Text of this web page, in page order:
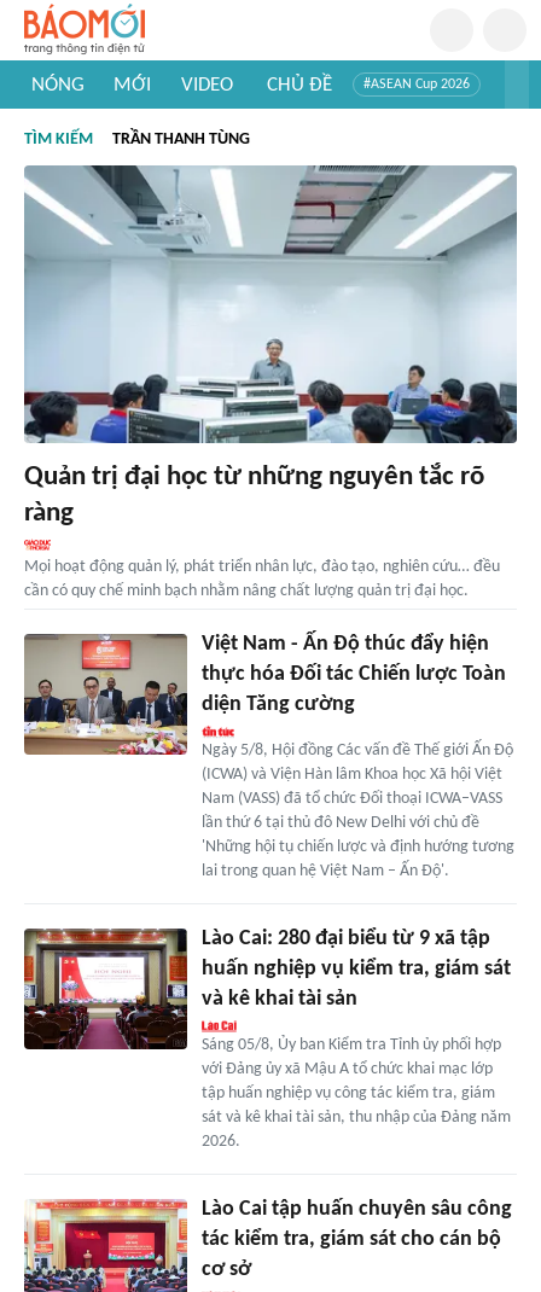
NÓNG MỚI VIDEO CHỦ ĐỀ #ASEAN Cup 2026
#Khám phá thế giới
TÌM KIẾM TRẦN THANH TÙNG
Quản trị đại học từ những nguyên tắc rõ
ràng
Mọi hoạt động quản lý, phát triển nhân lực, đào tạo, nghiên cứu… đều
cần có quy chế minh bạch nhằm nâng chất lượng quản trị đại học.
Việt Nam - Ấn Độ thúc đẩy hiện
thực hóa Đối tác Chiến lược Toàn
diện Tăng cường
Ngày 5/8, Hội đồng Các vấn đề Thế giới Ấn Độ
(ICWA) và Viện Hàn lâm Khoa học Xã hội Việt
Nam (VASS) đã tổ chức Đối thoại ICWA–VASS
lần thứ 6 tại thủ đô New Delhi với chủ đề
'Những hội tụ chiến lược và định hướng tương
lai trong quan hệ Việt Nam – Ấn Độ'.
Lào Cai: 280 đại biểu từ 9 xã tập
huấn nghiệp vụ kiểm tra, giám sát
và kê khai tài sản
Sáng 05/8, Ủy ban Kiểm tra Tỉnh ủy phối hợp
với Đảng ủy xã Mậu A tổ chức khai mạc lớp
tập huấn nghiệp vụ công tác kiểm tra, giám
sát và kê khai tài sản, thu nhập của Đảng năm
2026.
Lào Cai tập huấn chuyên sâu công
tác kiểm tra, giám sát cho cán bộ
cơ sở